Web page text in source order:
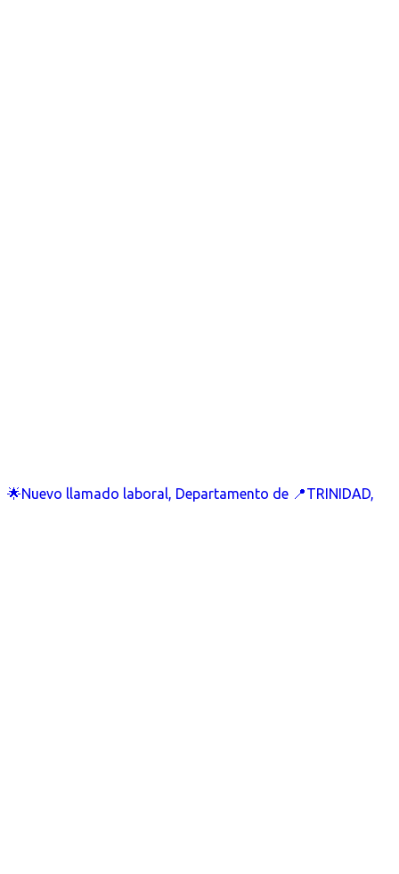
🌟Nuevo llamado laboral, Departamento de 📍TRINIDAD,